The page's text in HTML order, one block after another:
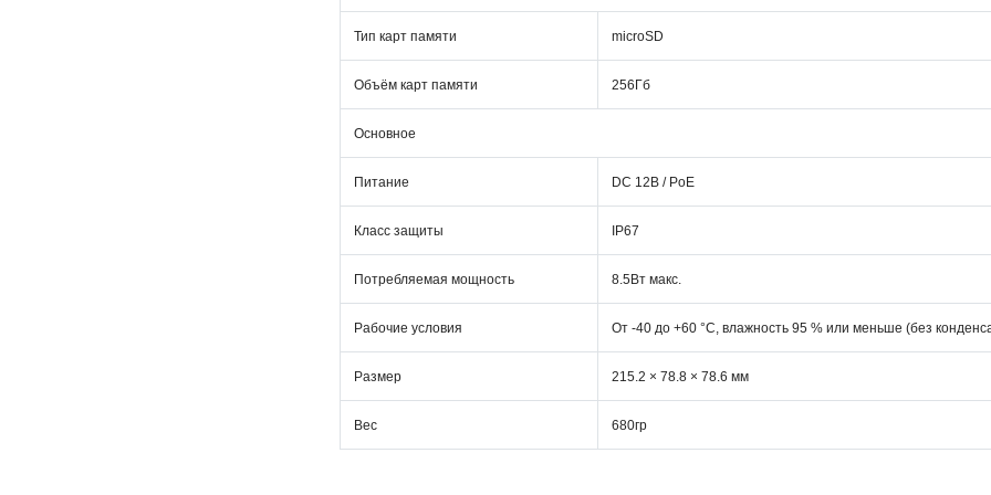
Тип карт памяти microSD
Объём карт памяти 256Гб
Основное
Питание DC 12В / PoE
Класс защиты IP67
Потребляемая мощность 8.5Вт макс.
Рабочие условия От -40 до +60 °C, влажность 95 % или меньше (без
Размер 215.2 × 78.8 × 78.6 мм
Вес 680гр